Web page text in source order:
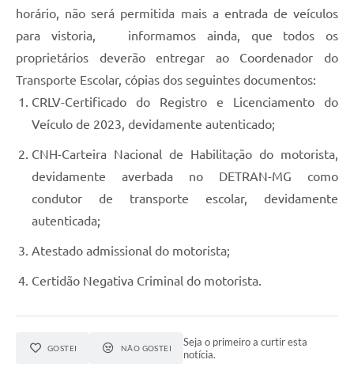
horário, não será permitida mais a entrada de veículos
para vistoria, informamos ainda, que todos os
proprietários deverão entregar ao Coordenador do
Transporte Escolar, cópias dos seguintes documentos:
CRLV-Certificado do Registro e Licenciamento do
Veículo de 2023, devidamente autenticado;
CNH-Carteira Nacional de Habilitação do motorista,
devidamente averbada no DETRAN-MG como
condutor de transporte escolar, devidamente
autenticada;
Atestado admissional do motorista;
Certidão Negativa Criminal do motorista.
GOSTEI NÃO GOSTEI
Seja o primeiro a curtir esta
notícia.